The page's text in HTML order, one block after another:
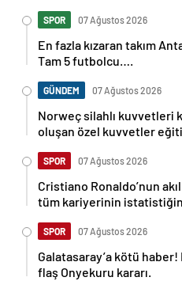
SPOR 07 Ağustos 2026
En fazla kızaran takım
Tam 5 futbolcu….
GÜNDEM 07 Ağustos 2026
Norweç silahlı kuvvetleri
oluşan özel kuvvetler
SPOR 07 Ağustos 2026
Cristiano Ronaldo’nun
tüm kariyerinin istatistiğini
SPOR 07 Ağustos 2026
Galatasaray’a kötü haber!
flaş Onyekuru kararı.